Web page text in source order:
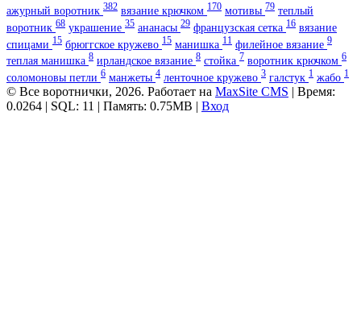
ажурный воротник 382 вязание крючком 170 мотивы 79 теплый
воротник 68 украшение 35 ананасы 29 французская сетка 16 вязание
спицами 15 брюггское кружево 15 манишка 11 филейное вязание 9
теплая манишка 8 ирландское вязание 8 стойка 7 воротник крючком 6
соломоновы петли 6 манжеты 4 ленточное кружево 3 галстук 1 жабо 1
© Все воротнички, 2026. Работает на MaxSite CMS | Время:
0.0264 | SQL: 11 | Память: 0.75MB | Вход